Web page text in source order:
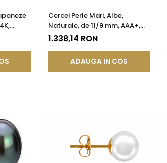
AAA+
Cercei Perle Mari, Albe,
Naturale, de 11/9 mm, AAA+,
Aur 14K (aur 585), Forma
Lacrimă | KASKADDA®
1.338,14 RON
ADAUGA IN COS